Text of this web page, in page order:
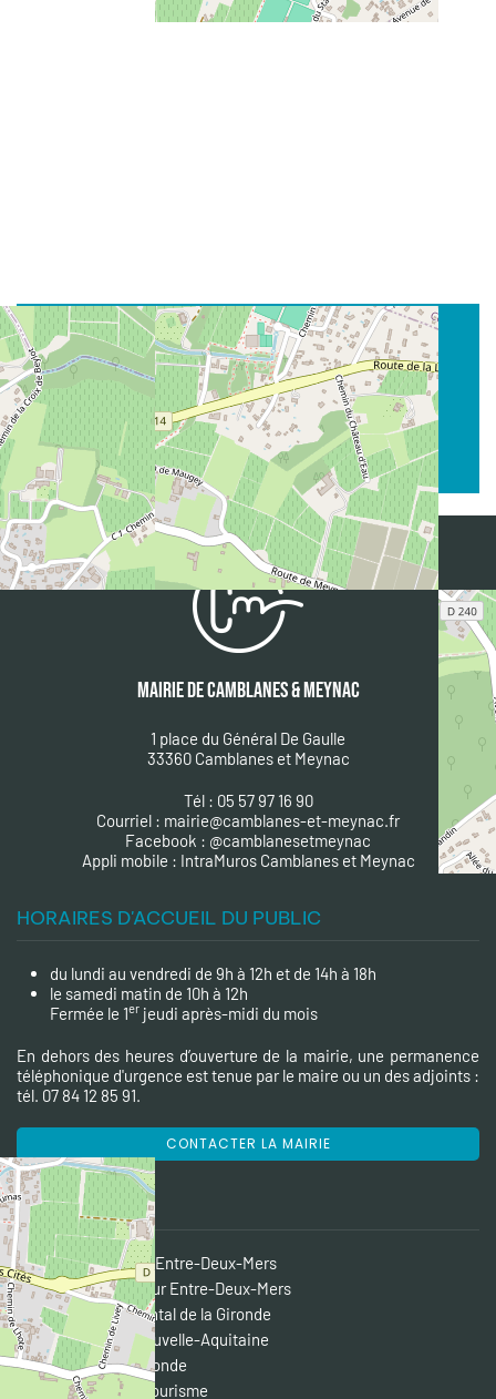
CONTACT
Nom :
LAVAL Boris (gérant associé)
Email :
boris@buenavistapadelclub.fr
MAIRIE DE CAMBLANES & MEYNAC
1 place du Général De Gaulle
33360 Camblanes et Meynac
Tél : 05 57 97 16 90
Courriel : mairie@camblanes-et-meynac.fr
Facebook : @camblanesetmeynac
Appli mobile : IntraMuros Camblanes et Meynac
HORAIRES D'ACCUEIL DU PUBLIC
du lundi au vendredi de 9h à 12h et de 14h à 18h
le samedi matin de 10h à 12h
Fermée le 1er jeudi après-midi du mois
En dehors des heures d’ouverture de la mairie, une permanence
téléphonique d'urgence est tenue par le maire ou un des adjoints :
tél. 07 84 12 85 91.
CONTACTER LA MAIRIE
LIENS DIVERS
CDC des Portes de l'Entre-Deux-Mers
Pôle Territorial Coeur Entre-Deux-Mers
Conseil départemental de la Gironde
Conseil régional Nouvelle-Aquitaine
Préfecture de la Gironde
Entre-Deux-Mers Tourisme